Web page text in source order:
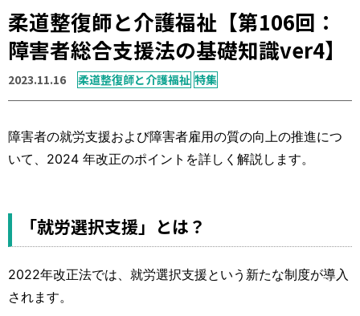
国家試験対策
学会・セミナー情報
運営元 お問い合わせ
柔道整復師と介護福祉【第106回：
障害者総合支援法の基礎知識ver4】
2023.11.16 柔道整復師と介護福祉 特集
障害者の就労支援および障害者雇用の質の向上の推進につ
いて、2024 年改正のポイントを詳しく解説します。
「就労選択支援」とは？
2022年改正法では、就労選択支援という新たな制度が導入
されます。